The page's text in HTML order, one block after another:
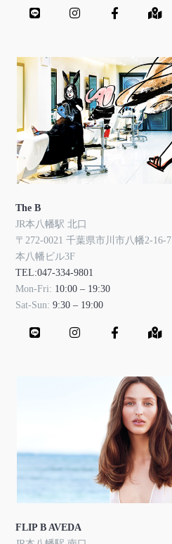
The B
JR本八幡駅 北口
〒272-0021 千葉県市川市八幡2-16-7
本八幡ビル3F
TEL:047-334-9801
Mon-Fri: 10:00 – 19:30
Sat-Sun:9:30 – 19:00
FLIP B AVEDA